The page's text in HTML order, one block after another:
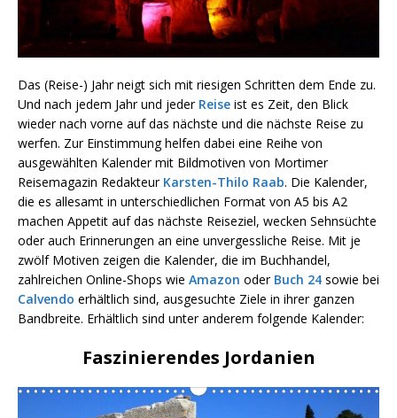
Das (Reise-) Jahr neigt sich mit riesigen Schritten dem Ende zu.
Und nach jedem Jahr und jederReise ist es Zeit, den Blick
wieder nach vorne auf das nächste und die nächste Reise zu
werfen. Zur Einstimmung helfen dabei eine Reihe von
ausgewählten Kalender mit Bildmotiven von Mortimer
Reisemagazin Redakteur Karsten-Thilo Raab. Die Kalender,
die es allesamt in unterschiedlichen Format von A5 bis A2
machen Appetit auf das nächste Reiseziel, wecken Sehnsüchte
oder auch Erinnerungen an eine unvergessliche Reise. Mit je
zwölf Motiven zeigen die Kalender, die im Buchhandel,
zahlreichen Online-Shops wie Amazon oder Buch 24 sowie bei
Calvendo erhältlich sind, ausgesuchte Ziele in ihrer ganzen
Bandbreite. Erhältlich sind unter anderem folgende Kalender:
Faszinierendes Jordanien